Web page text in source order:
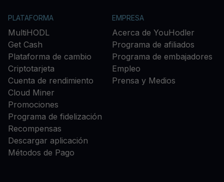
PLATAFORMA
MultiHODL
Get Cash
Plataforma de cambio
Criptotarjeta
Cuenta de rendimiento
Cloud Miner
Promociones
Programa de fidelización
Recompensas
Descargar aplicación
Métodos de Pago
EMPRESA
Acerca de YouHodler
Programa de afiliados
Programa de embajadores
Empleo
Prensa y Medios